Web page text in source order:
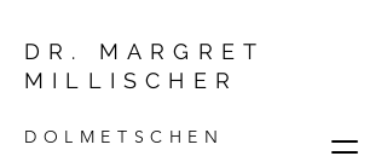
DR. MARGRET
MILLISCHER
DOLMETSCHEN